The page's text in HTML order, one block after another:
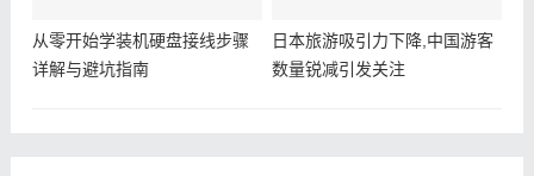
从零开始学装机硬盘接线步骤
详解与避坑指南
日本旅游吸引力下降,中国游客
数量锐减引发关注